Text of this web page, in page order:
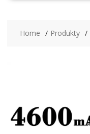
Home Produkty